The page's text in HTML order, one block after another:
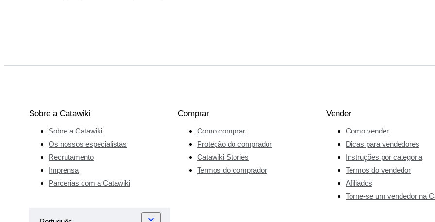
Sobre a Catawiki
Sobre a Catawiki
Os nossos especialistas
Recrutamento
Imprensa
Parcerias com a Catawiki
Comprar
Como comprar
Proteção do comprador
Catawiki Stories
Termos do comprador
Vender
Como vender
Dicas para vendedores
Instruções por categoria
Termos do vendedor
Afiliados
Torne-se um vendedor na